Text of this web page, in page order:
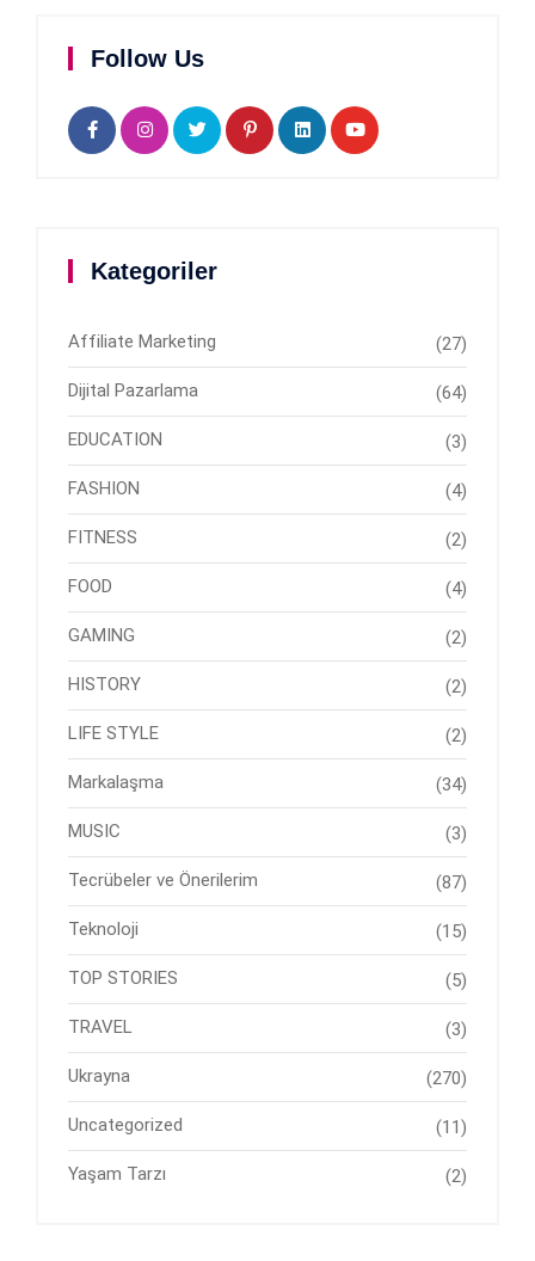
Follow Us
Kategoriler
Affiliate Marketing (27)
Dijital Pazarlama (64)
EDUCATION (3)
FASHION (4)
FITNESS (2)
FOOD (4)
GAMING (2)
HISTORY (2)
LIFE STYLE (2)
Markalaşma (34)
MUSIC (3)
Tecrübeler ve Önerilerim (87)
Teknoloji (15)
TOP STORIES (5)
TRAVEL (3)
Ukrayna (270)
Uncategorized (11)
Yaşam Tarzı (2)